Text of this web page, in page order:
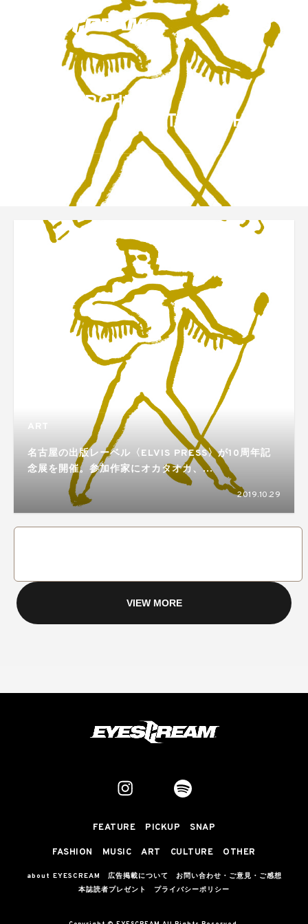
ARCHIVE
STOMACHACHE.
ART
名古屋の出版レーベル〈ELVIS PRESS〉が10周年記
念展を開催。参加作家にオカタオカ、
STOMACHACHE.ら
2019.10.29
VIEW MORE
FEATURE PICKUP SNAP
FASHION MUSIC ART CULTURE OTHER
about EYESCREAM 広告掲載について
お問い合わせ・ご意見・ご感想
本誌読者プレゼント
プライバシーポリシー